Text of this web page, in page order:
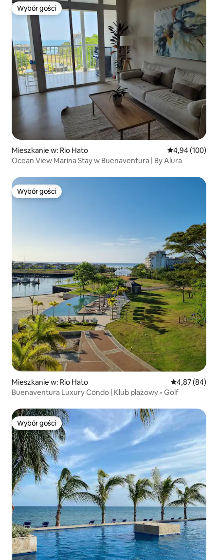
Wybór gości
Wybór gości
Mieszkanie w: Rio Hato Średnia
4,94 (100)
Ocean View Marina Stay w Buenaventura | By Alura
Wybór gości
Wybór gości
Mieszkanie w: Rio Hato Średnia
4,87 (84)
Buenaventura Luxury Condo | Klub plażowy • Golf
Wybór gości
Wybór gości